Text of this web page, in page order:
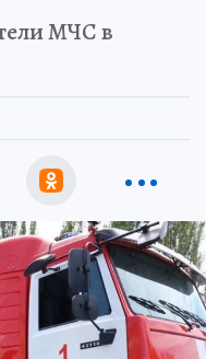
МЧС в